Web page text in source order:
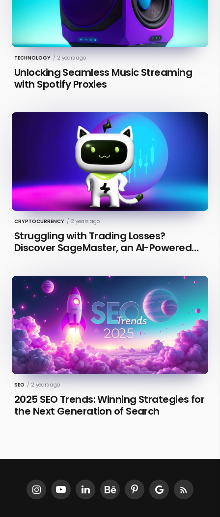
TECHNOLOGY / 2 years ago
Unlocking Seamless Music Streaming
with Spotify Proxies
CRYPTOCURRENCY / 2 years ago
Struggling with Trading Losses?
Discover SageMaster, an AI-Powered
SEO / 2 years ago
2025 SEO Trends: Winning Strategies for
the Next Generation of Search